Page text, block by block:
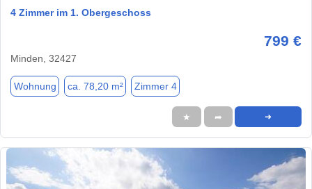
4 Zimmer im 1. Obergeschoss
799 €
Minden, 32427
Wohnung ca. 78,20 m² Zimmer 4
★ ➦ ➜